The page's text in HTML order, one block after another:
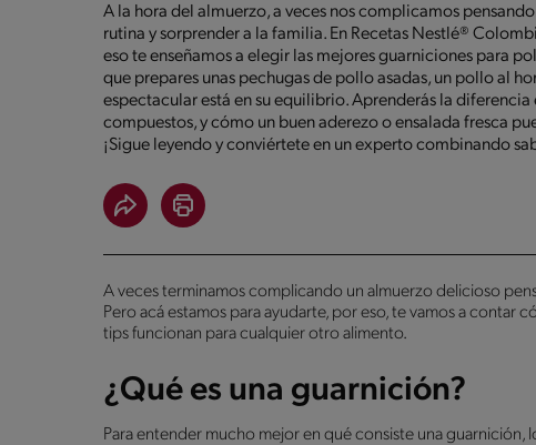
A la hora del almuerzo, a veces nos complicamos
rutina y sorprender a la familia. En Recetas Nestlé®
eso te enseñamos a elegir las mejores guarniciones para
que prepares unas pechugas de pollo asadas, un pollo al
espectacular está en su equilibrio. Aprenderás la
compuestos, y cómo un buen aderezo o ensalada fresca
¡Sigue leyendo y conviértete en un experto combinando
A veces terminamos complicando un almuerzo delicioso
Pero acá estamos para ayudarte, por eso, te vamos a contar
tips funcionan para cualquier otro alimento.
¿Qué es una guarnición?
Para entender mucho mejor en qué consiste una guarnición,